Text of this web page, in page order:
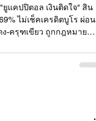
แคปปิตอล เงินติดใจ" สิน
ไม่เช็คเครดิตบูโร ผ่อน
-ครุฑเขียว ถูกกฎหมาย